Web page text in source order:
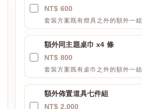
NT$ 600
套裝方案既有燈具之外的額外一組
額外同主題桌巾 x4 條
NT$ 800
套裝方案既有桌巾之外的額外一組
額外佈置道具七件組
NT$ 2,000